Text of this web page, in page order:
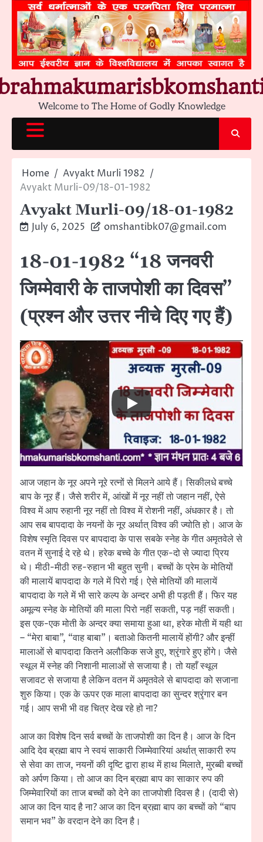
content
Welcome to The Home of Godly Knowledge
Home
Avyakt Murli 1982
Avyakt Murli-09/18-01-1982
Avyakt Murli-09/18-01-1982
July 6, 2025 omshantibk07@gmail.com
18-01-1982 “18 जनवरी
जिम्मेवारी के ताजपोशी का दिवस”
(प्रश्न और उत्तर नीचे दिए गए हैं)
आज जहान के नूर अपने नूरे रत्नों से मिलने आये हैं। सिकीलधे बच्चे
बाप के नूर हैं। जैसे शरीर में, आंखों में नूर नहीं तो जहान नहीं, ऐसे
विश्व में आप रुहानी नूर नहीं तो विश्व में रोशनी नहीं, अंधकार है। तो
आप सब बापदादा के नयनों के नूर अर्थात् विश्व की ज्योति हो। आज के
विशेष स्मृति दिवस पर बापदादा के पास सबके स्नेह के गीत अमृतवेले से
वतन में सुनाई दे रहे थे। हरेक बच्चे के गीत एक-दो से ज्यादा प्रिय
थे। मीठी-मीठी रुह-रुहान भी बहुत सुनी। बच्चों के प्रेम के मोतियों
की मालायें बापदादा के गले में पिरो गई। ऐसे मोतियों की मालायें
बापदादा के गले में भी सारे कल्प के अन्दर अभी ही पड़ती हैं। फिर यह
अमूल्य स्नेह के मोतियों की माला पिरो नहीं सकती, पड़ नहीं सकती।
इस एक-एक मोती के अन्दर क्या समाया हुआ था, हरेक मोती में यही था
– “मेरा बाबा”, “वाह बाबा”। बताओ कितनी मालायें होंगी? और इन्हीं
मालाओं से बापदादा कितने अलौकिक सजे हुए, श्रृंगारे हुए होंगे। जैसे
स्थूल में स्नेह की निशानी मालाओं से सजाया है। तो यहाँ स्थूल
सजावट से सजाया है लेकिन वतन में अमृतवेले से बापदादा को सजाना
शुरु किया। एक के ऊपर एक माला बापदादा का सुन्दर श्रृंगार बन
गई। आप सभी भी वह चित्र देख रहे हो ना?
आज का विशेष दिन सर्व बच्चों के ताजपोशी का दिन है। आज के दिन
आदि देव ब्रह्मा बाप ने स्वयं साकारी जिम्मेवारियां अर्थात् साकारी रुप
से सेवा का ताज, नयनों की दृष्टि द्वारा हाथ में हाथ मिलाते, मुरब्बी बच्चों
को अर्पण किया। तो आज का दिन ब्रह्मा बाप का साकार रुप की
जिम्मेवारियों का ताज बच्चों को देने का ताजपोशी दिवस है। (दादी से)
आज का दिन याद है ना? आज का दिन ब्रह्मा बाप का बच्चों को “बाप
समान भव” के वरदान देने का दिन है।